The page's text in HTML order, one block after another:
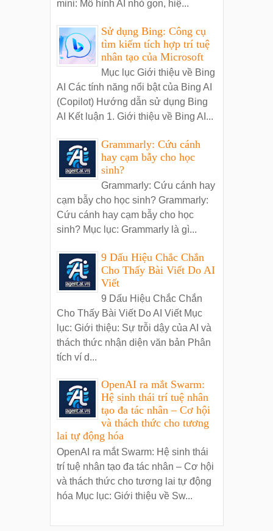
mini: Mô hình AI nhỏ gọn, hiệ...
Sử dụng Bing: Công cụ
tìm kiếm tích hợp trí tuệ
nhân tạo của Microsoft
Mục lục Giới thiệu về Bing
AI Các tính năng nổi bật của Bing AI
(Copilot) Hướng dẫn sử dụng Bing
AI Kết luận 1. Giới thiệu về Bing AI...
Grammarly: Cứu cánh
hay cạm bẫy cho học
sinh?
Grammarly: Cứu cánh hay
cạm bẫy cho học sinh? Grammarly:
Cứu cánh hay cạm bẫy cho học
sinh? Mục lục: Grammarly là gì...
9 Dấu Hiệu Chắc Chắn
Cho Thấy Bài Viết Do AI
Viết
9 Dấu Hiệu Chắc Chắn
Cho Thấy Bài Viết Do AI Viết Mục
lục: Giới thiệu: Sự trỗi dậy của AI và
thách thức nhận diện văn bản Phân
tích ví d...
OpenAI ra mắt Swarm:
Hệ sinh thái trí tuệ nhân
tạo đa tác nhân – Cơ hội
và thách thức cho tương
lai tự động hóa
OpenAI ra mắt Swarm: Hệ sinh thái
trí tuệ nhân tạo đa tác nhân – Cơ hội
và thách thức cho tương lai tự động
hóa Mục lục: Giới thiệu về Sw...